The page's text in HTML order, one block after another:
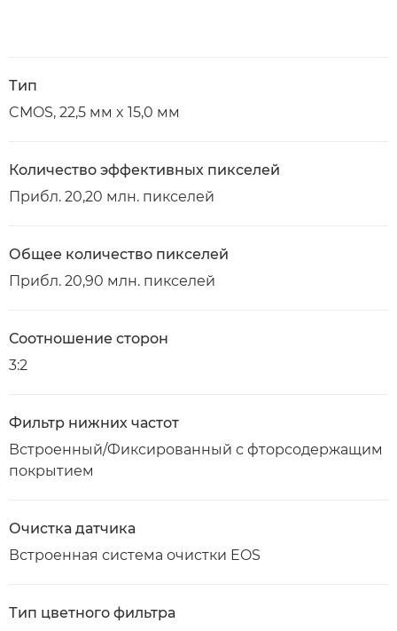
Тип
CMOS, 22,5 мм x 15,0 мм
Количество эффективных пикселей
Прибл. 20,20 млн. пикселей
Общее количество пикселей
Прибл. 20,90 млн. пикселей
Соотношение сторон
3:2
Фильтр нижних частот
Встроенный/Фиксированный с фторсодержащим
покрытием
Очистка датчика
Встроенная система очистки EOS
Тип цветного фильтра